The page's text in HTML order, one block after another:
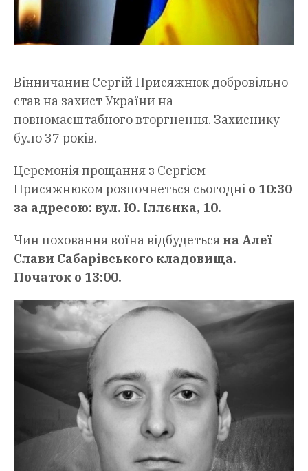
Вінничанин Сергій Присяжнюк добровільно
став на захист України на
повномасштабного вторгнення. Захиснику
було 37 років.
Церемонія прощання з Сергієм
Присяжнюком розпочнеться сьогодні о 10:30
за адресою: вул. Ю. Іллєнка, 10.
Чин поховання воїна відбудеться на Алеї
Слави Сабарівського кладовища.
Початок о 13:00.